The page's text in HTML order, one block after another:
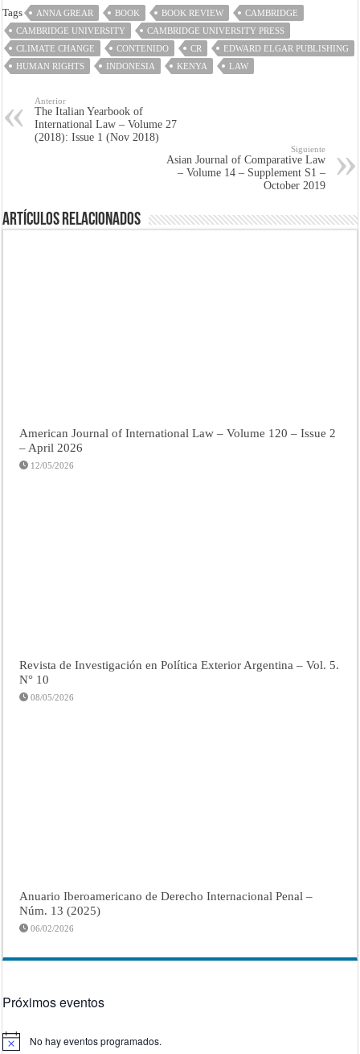
Tags ANNA GREAR BOOK BOOK REVIEW
CAMBRIDGE
CAMBRIDGE UNIVERSITY
CAMBRIDGE UNIVERSITY PRESS
CLIMATE CHANGE
CONTENIDO CR
EDWARD ELGAR PUBLISHING
HUMAN RIGHTS
INDONESIA KENYA LAW
Anterior
The Italian Yearbook of
International Law – Volume 27
(2018): Issue 1 (Nov 2018)
Siguiente
Asian Journal of Comparative Law
– Volume 14 – Supplement S1 –
October 2019
Artículos Relacionados
American Journal of International Law – Volume 120 – Issue 2
– April 2026
12/05/2026
Revista de Investigación en Política Exterior Argentina – Vol. 5.
N° 10
08/05/2026
Anuario Iberoamericano de Derecho Internacional Penal –
Núm. 13 (2025)
06/02/2026
Próximos eventos
Aviso No hay eventos programados.